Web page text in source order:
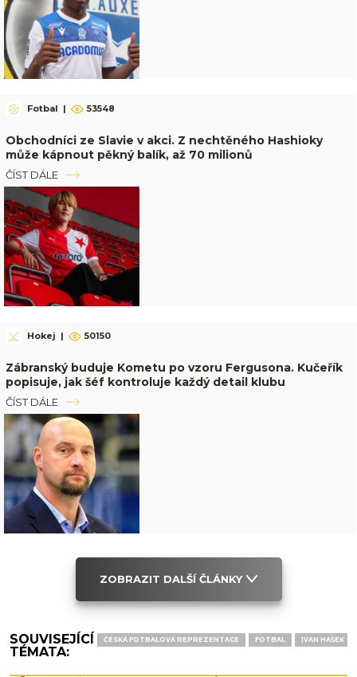
Fotbal | 53548
Obchodníci ze Slavie v akci. Z nechtěného Hashioky
může kápnout pěkný balík, až 70 milionů
ČÍST DÁLE
Hokej | 50150
Zábranský buduje Kometu po vzoru Fergusona. Kučeřík
popisuje, jak šéf kontroluje každý detail klubu
ČÍST DÁLE
ZOBRAZIT DALŠÍ ČLÁNKY
SOUVISEJÍCÍ
TÉMATA:
ČESKÁ FOTBALOVÁ REPREZENTACE FOTBAL IVAN HAŠEK